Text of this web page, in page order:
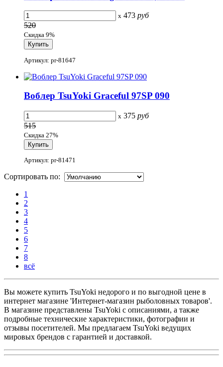
x 473 руб
520
Скидка 9%
Артикул: pr-81647
Воблер TsuYoki Graceful 97SP 090
x 375 руб
515
Скидка 27%
Артикул: pr-81471
Сортировать по:
1
2
3
4
5
6
7
8
всё
Вы можете купить TsuYoki недорого и по выгодной цене в
интернет магазине 'Интернет-магазин рыболовных товаров'.
В магазине представлены TsuYoki с описаниями, а также
подробные технические характеристики, фотографии и
отзывы посетителей. Мы предлагаем TsuYoki ведущих
мировых брендов с гарантией и доставкой.